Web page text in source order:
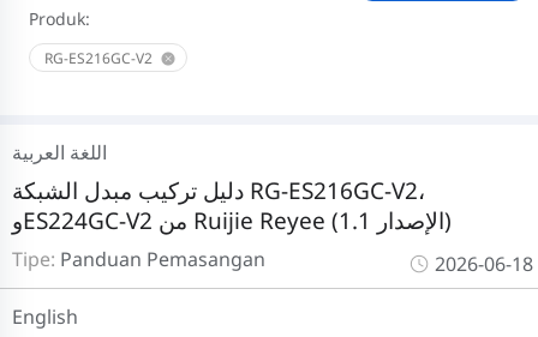
Produk:
RG-ES216GC-V2
Tipe: Panduan Pemasangan
دليل تركيب مبدل الشبكة RG-ES216GC-V2،
وES224GC-V2 من Ruijie Reyee (الإصدار 1.1)
اللغة العربية
2026-06-18
English